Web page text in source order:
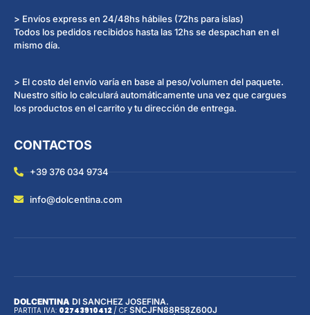
> Envíos express en 24/48hs hábiles (72hs para islas)
Todos los pedidos recibidos hasta las 12hs se despachan en el
mismo día.
> El costo del envío varía en base al peso/volumen del paquete.
Nuestro sitio lo calculará automáticamente una vez que cargues
los productos en el carrito y tu dirección de entrega.
CONTACTOS
+39 376 034 9734
info@dolcentina.com
DOLCENTINA DI SANCHEZ JOSEFINA.
PARTITA IVA: 02743910412 / CF SNCJFN88R58Z600J